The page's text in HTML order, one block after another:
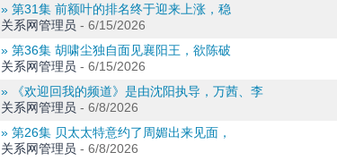
» 第31集 前额叶的排名终于迎来上涨，稳
关系网管理员 -6/15/2026
» 第36集 胡啸尘独自面见襄阳王，欲陈破
关系网管理员 -6/15/2026
» 《欢迎回我的频道》是由沈阳执导，万茜、李
关系网管理员 -6/8/2026
» 第26集 贝太太特意约了周媚出来见面，
关系网管理员 -6/8/2026